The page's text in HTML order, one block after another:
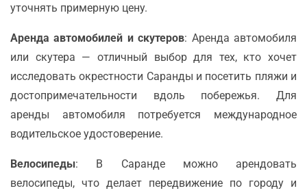
уточнять примерную цену.
Аренда автомобилей и скутеров: Аренда автомобиля
или скутера — отличный выбор для тех, кто хочет
исследовать окрестности Саранды и посетить пляжи и
достопримечательности вдоль побережья. Для
аренды автомобиля потребуется международное
водительское удостоверение.
Велосипеды: В Саранде можно арендовать
велосипеды, что делает передвижение по городу и